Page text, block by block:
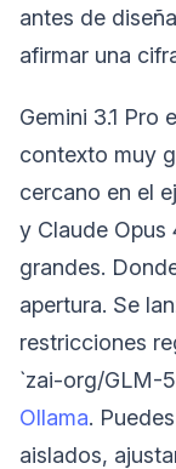
antes de
afirmar una
Gemini 3.1 Pro
contexto muy
cercano en el
y Claude Opus
grandes.
apertura. Se
restricciones
`zai-org/GLM-
Ollama.
aislados,